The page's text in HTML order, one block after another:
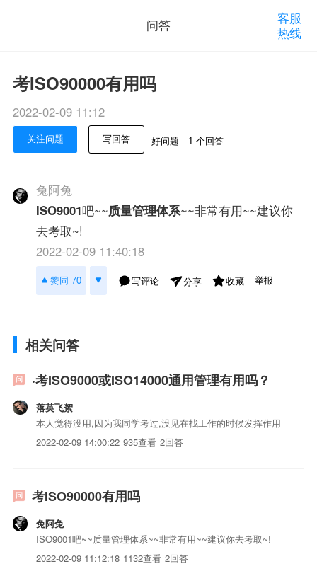
问答
客服
热线
考ISO90000有用吗
2022-02-09 11:12
关注问题 写回答 好问题 1 个回答
兔阿兔
ISO9001吧~~质量管理体系~~非常有用~~建议你
去考取~!
2022-02-09 11:40:18
赞同 70 写评论 分享 收藏 举报
相关问答
·考ISO9000或ISO14000通用管理有用吗？
落英飞絮
本人觉得没用,因为我同学考过,没见在找工作的时候发挥作用
2022-02-09 14:00:22 935查看 2回答
考ISO90000有用吗
兔阿兔
ISO9001吧~~质量管理体系~~非常有用~~建议你去考取~!
2022-02-09 11:12:18 1132查看 2回答